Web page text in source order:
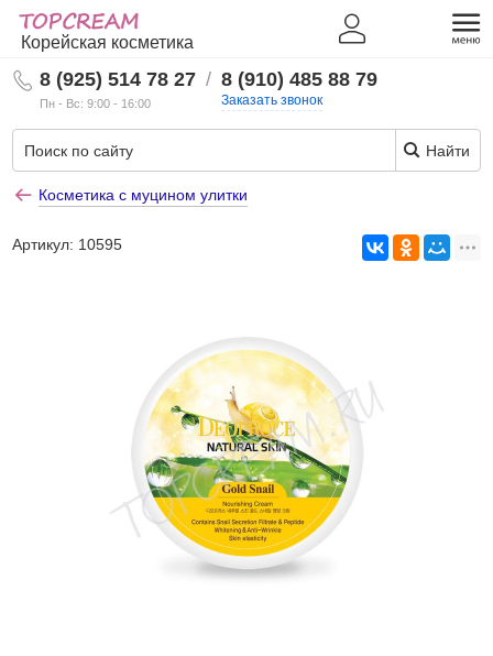
Корейская косметика
8 (925) 514 78 27
Пн - Вс: 9:00 - 16:00
/ 8 (910) 485 88 79
Заказать звонок
Найти
Косметика с муцином улитки
Артикул: 10595